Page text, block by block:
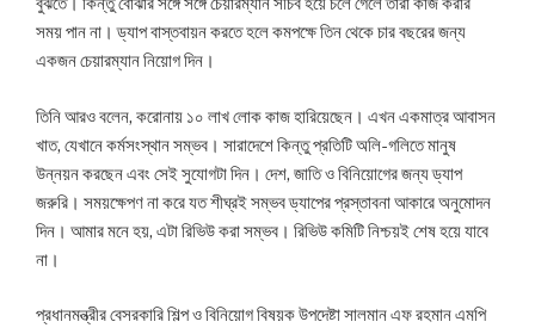
সময় পান না। ড্যাপ বাস্তবায়ন করতে হলে কমপক্ষে তিন থেকে চার বছরের জন্য
একজন চেয়ারম্যান নিয়োগ দিন।
তিনি আরও বলেন, করোনায় ১০ লাখ লোক কাজ হারিয়েছেন। এখন একমাত্র আবাসন
খাত, যেখানে কর্মসংস্থান সম্ভব। সারাদেশে কিন্তু প্রতিটি অলি-গলিতে মানুষ
উন্নয়ন করছেন এবং সেই সুযোগটা দিন। দেশ, জাতি ও বিনিয়োগের জন্য ড্যাপ
জরুরি। সময়ক্ষেপণ না করে যত শীঘ্রই সম্ভব ড্যাপের প্রস্তাবনা আকারে অনুমোদন
দিন। আমার মনে হয়, এটা রিভিউ করা সম্ভব। রিভিউ কমিটি নিশ্চয়ই শেষ হয়ে যাবে
না।
প্রধানমন্ত্রীর বেসরকারি শিল্প ও বিনিয়োগ বিষয়ক উপদেষ্টা সালমান এফ রহমান এমপি